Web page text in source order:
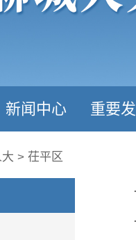
新闻中心 重要
> 茌平区